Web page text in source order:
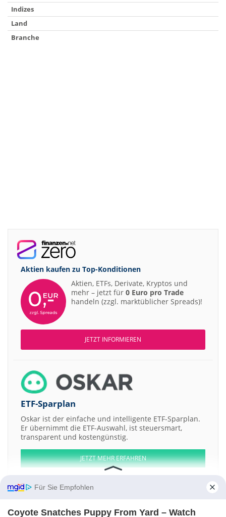
Indizes
Land
Branche
Aktien kaufen zu Top-Konditionen
Aktien, ETFs, Derivate, Kryptos und
mehr – jetzt für 0 Euro pro Trade
handeln (zzgl. marktüblicher Spreads)!
JETZT INFORMIEREN
ETF-Sparplan
Oskar ist der einfache und intelligente ETF-Sparplan.
Er übernimmt die ETF-Auswahl, ist steuersmart,
transparent und kostengünstig.
JETZT MEHR ERFAHREN
Für Sie Empfohlen
Coyote Snatches Puppy From Yard – Watch